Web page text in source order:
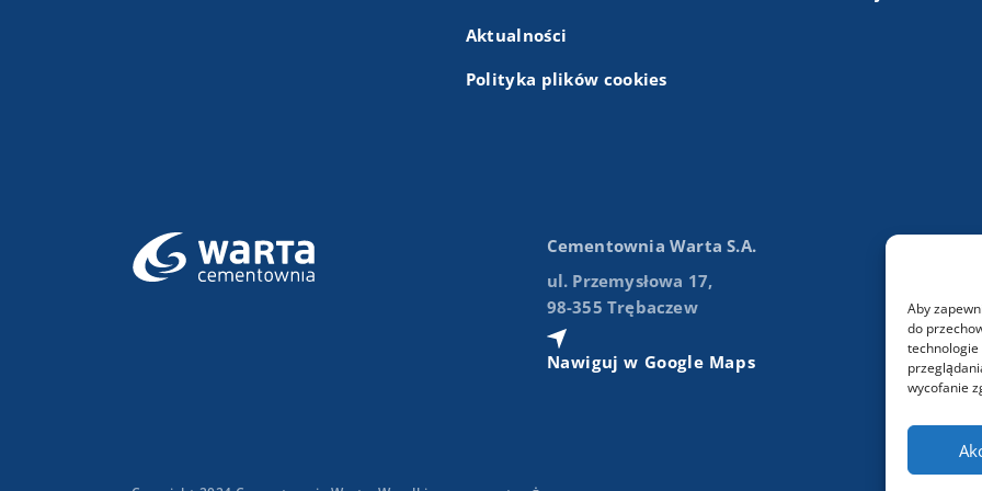
Aby
do
technologie
wycofanie
Aktualności
Polityka plików cookies
Cementownia Warta S.A.
ul. Przemysłowa 17,
98-355 Trębaczew
Nawiguj w Google Maps